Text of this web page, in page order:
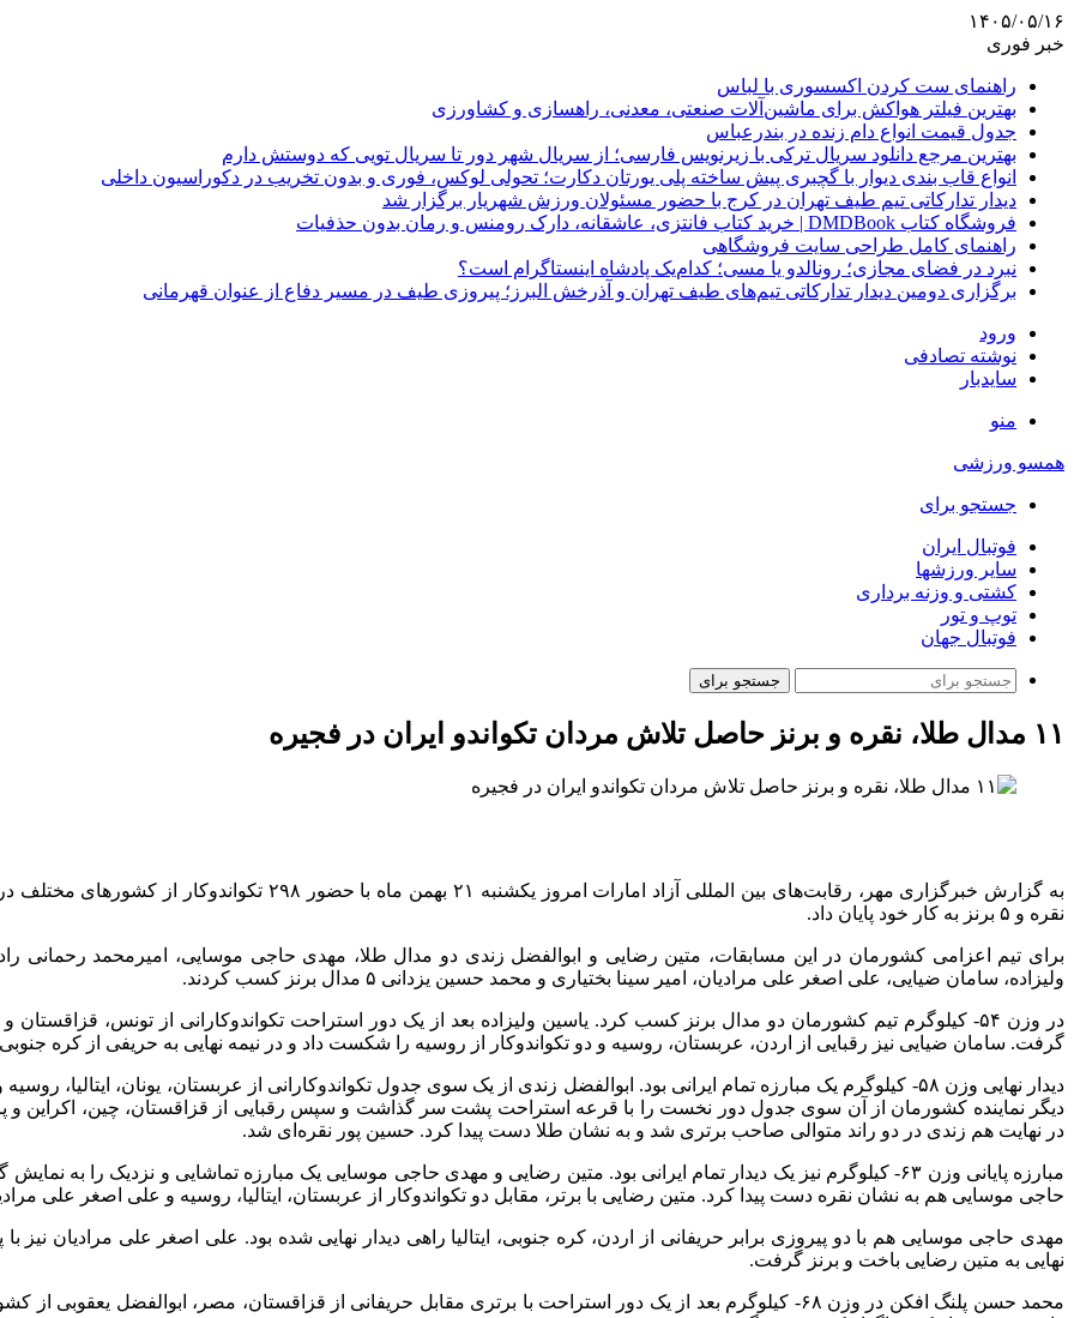
۱۴۰۵/۰۵/۱۶
خبر فوری
راهنمای ست کردن اکسسوری با لباس
بهترین فیلتر هواکش برای ماشین‌آلات صنعتی، معدنی، راهسازی و کشاورزی
جدول قیمت انواع دام زنده در بندرعباس
بهترین مرجع دانلود سریال ترکی با زیرنویس فارسی؛ از سریال شهر دور تا سریال تویی که دوستش دارم
انواع قاب بندی دیوار با گچبری پیش ساخته پلی یورتان دکارت؛ تحولی لوکس، فوری و بدون تخریب در دکوراسیون داخلی
دیدار تدارکاتی تیم طیف تهران در کرج با حضور مسئولان ورزش شهریار برگزار شد
فروشگاه کتاب DMDBook | خرید کتاب فانتزی، عاشقانه، دارک رومنس و رمان بدون حذفیات
راهنمای کامل طراحی سایت فروشگاهی
نبرد در فضای مجازی؛ رونالدو یا مسی؛ کدام‌یک پادشاه اینستاگرام است؟
برگزاری دومین دیدار تدارکاتی تیم‌های طیف تهران و آذرخش البرز؛ پیروزی طیف در مسیر دفاع از عنوان قهرمانی
ورود
نوشته تصادفی
سایدبار
منو
همسو ورزشی
جستجو برای
فوتبال ایران
سایر ورزشها
کشتی و وزنه برداری
توپ و تور
فوتبال جهان
جستجو برای
۱۱ مدال طلا، نقره و برنز حاصل تلاش مردان تکواندو ایران در فجیره
به گزارش خبرگزاری مهر، رقابت‌های بین المللی آزاد امارات
نقره و ۵ برنز به کار خود پایان داد.
ولیزاده، سامان ضیایی، علی اصغر علی مرادیان، امیر سینا بختیاری و محمد حسین یزدانی ۵ مدال برنز کسب کردند.
در وزن ۵۴- کیلوگرم تیم کشورمان دو مدال برنز کسب کرد. یاسین ولیزاده بعد از یک دور استراحت تکواندوکارانی از تونس،
گرفت. سامان ضیایی نیز رقبایی از اردن، عربستان، روسیه و دو تکواندوکار از روسیه را شکست داد و در نیمه نهایی به حریفی از کره
دیدار نهایی وزن ۵۸- کیلوگرم یک مبارزه تمام ایرانی بود. ابوالفضل زندی از یک سوی جدول تکواندوکارانی از عربستان، یونان،
دیگر نماینده کشورمان از آن سوی جدول دور نخست را با قرعه استراحت پشت سر گذاشت و سپس رقبایی از قزاقستان، چین، اکراین و
در نهایت هم زندی در دو راند متوالی صاحب برتری شد و به نشان طلا دست پیدا کرد. حسین پور نقره‌ای شد.
حاجی موسایی هم به نشان نقره دست پیدا کرد. متین رضایی با برتر، مقابل دو تکواندوکار از عربستان، ایتالیا، روسیه و علی اصغر علی
مهدی حاجی موسایی هم با دو پیروزی برابر حریفانی از اردن، کره جنوبی، ایتالیا راهی دیدار نهایی شده بود. علی اصغر علی مرادیان نیز
نهایی به متین رضایی باخت و برنز گرفت.
محمد حسن پلنگ افکن در وزن ۶۸- کیلوگرم بعد از یک دور استراحت با برتری مقابل حریفانی از قزاقستان، مصر، ابوالفضل